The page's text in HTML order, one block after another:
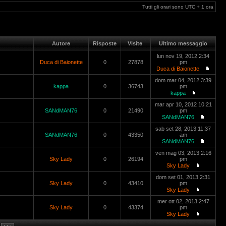
Tutti gli orari sono UTC + 1 ora
Autore Risposte Visite Ultimo messaggio
Duca di Baionette 0 27878
lun nov 19, 2012 2:34
pm
Duca di Baionette
kappa 0 36743
dom mar 04, 2012 3:39
pm
kappa
SANdMAN76 0 21490
mar apr 10, 2012 10:21
pm
SANdMAN76
SANdMAN76 0 43350
sab set 28, 2013 11:37
am
SANdMAN76
Sky Lady 0 26194
ven mag 03, 2013 2:16
pm
Sky Lady
Sky Lady 0 43410
dom set 01, 2013 2:31
pm
Sky Lady
Sky Lady 0 43374
mer ott 02, 2013 2:47
pm
Sky Lady